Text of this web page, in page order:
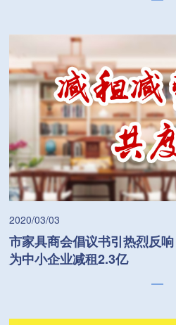
2020/03/03
市家具商会倡议书引热烈反
为中小企业减租2.3亿